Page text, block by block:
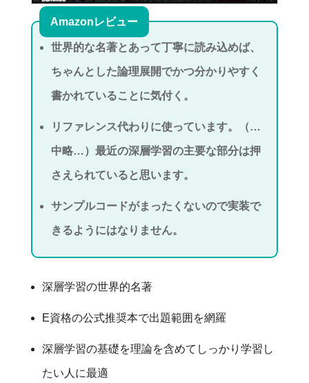
Amazonレビュー
世界的な名著とあって丁寧に読み込めば、
ちゃんとした論理展開でかつ分かりやすく
書かれていることに気付く。
リファレンス代わりに使っています。（…
中略…）最近の深層学習の主要な部分は押
さえられていると思います。
サンプルコードがまったくないので実装で
きるようにはなりません。
深層学習の世界的名著
E資格の公式推奨本で出題範囲を網羅
深層学習の基礎を理論を含めてしっかり学習し
たい人に最適